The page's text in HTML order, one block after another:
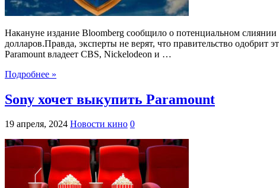
Накануне издание Bloomberg сообщило о потенциальном
долларов.Правда, эксперты не верят, что правительство
Paramount владеет CBS, Nickelodeon и …
Подробнее »
Sony хочет выкупить Paramount
19 апреля, 2024 Новости кино 0